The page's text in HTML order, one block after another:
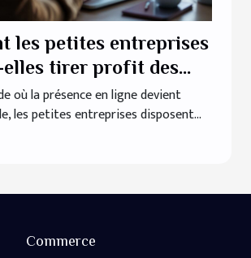
les petites entreprises
elles tirer profit des
numérique ?
où la présence en ligne devient
les petites entreprises disposent...
Commerce